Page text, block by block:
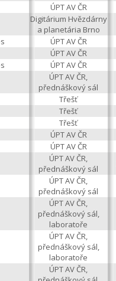
ÚPT AV ČR
Digitárium Hvězdárny
a planetária Brno
ÚPT AV ČR
ÚPT AV ČR
ÚPT AV ČR
ÚPT AV ČR,
přednáškový sál
Třešť
Třešť
Třešť
ÚPT AV ČR
ÚPT AV ČR
ÚPT AV ČR,
přednáškový sál
ÚPT AV ČR,
přednáškový sál
ÚPT AV ČR,
přednáškový sál,
laboratoře
ÚPT AV ČR,
přednáškový sál,
laboratoře
ÚPT AV ČR,